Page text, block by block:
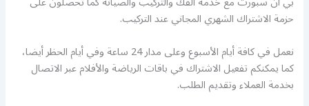
حزمة الاشتراك الشهري المجاني عند التركيب.
نعمل في كافة أيام الأسبوع وعلى مدار 24 ساعة وفي أيام الحظر أيضا،
كما يمكنكم تفعيل الاشتراك في باقات الرياضة والأفلام عبر الاتصال
بخدمة العملاء وتقديم الطلب.